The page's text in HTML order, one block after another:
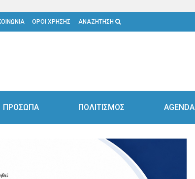
ΟΡΟΙ ΧΡΗΣΗΣ ΑΝΑΖΗΤΗΣΗ
ΠΡΟΣΩΠΑ ΠΟΛΙΤΙΣΜΟΣ AGENDA